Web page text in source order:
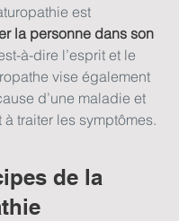
est
la personne dans son
à-dire l’esprit et le
vise également
d’une maladie et
à traiter les symptômes.
de la